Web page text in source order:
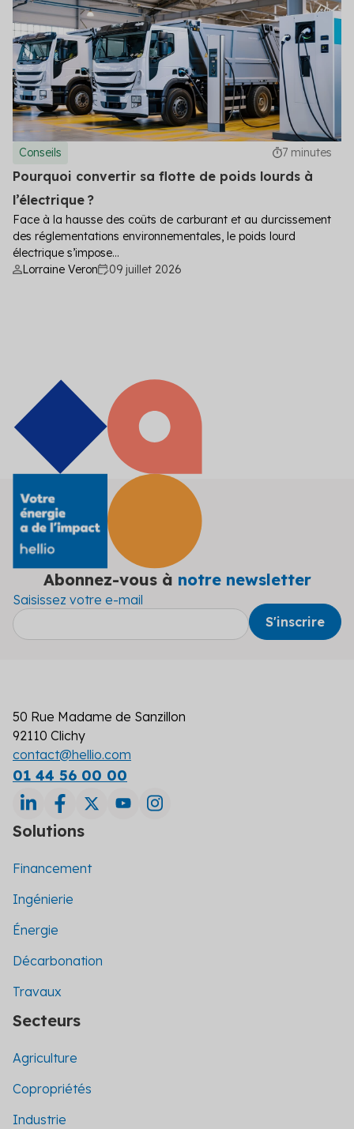
Conseils 7 minutes
Pourquoi convertir sa flotte de poids lourds à
l’électrique ?
Face à la hausse des coûts de carburant et au durcissement
des réglementations environnementales, le poids lourd
électrique s’impose...
Lorraine Veron
09 juillet 2026
Abonnez-vous à notre newsletter
Saisissez votre e-mail
50 Rue Madame de Sanzillon
92110 Clichy
contact@hellio.com
01 44 56 00 00
Solutions
Financement
Ingénierie
Énergie
Décarbonation
Travaux
Secteurs
Agriculture
Copropriétés
Industrie